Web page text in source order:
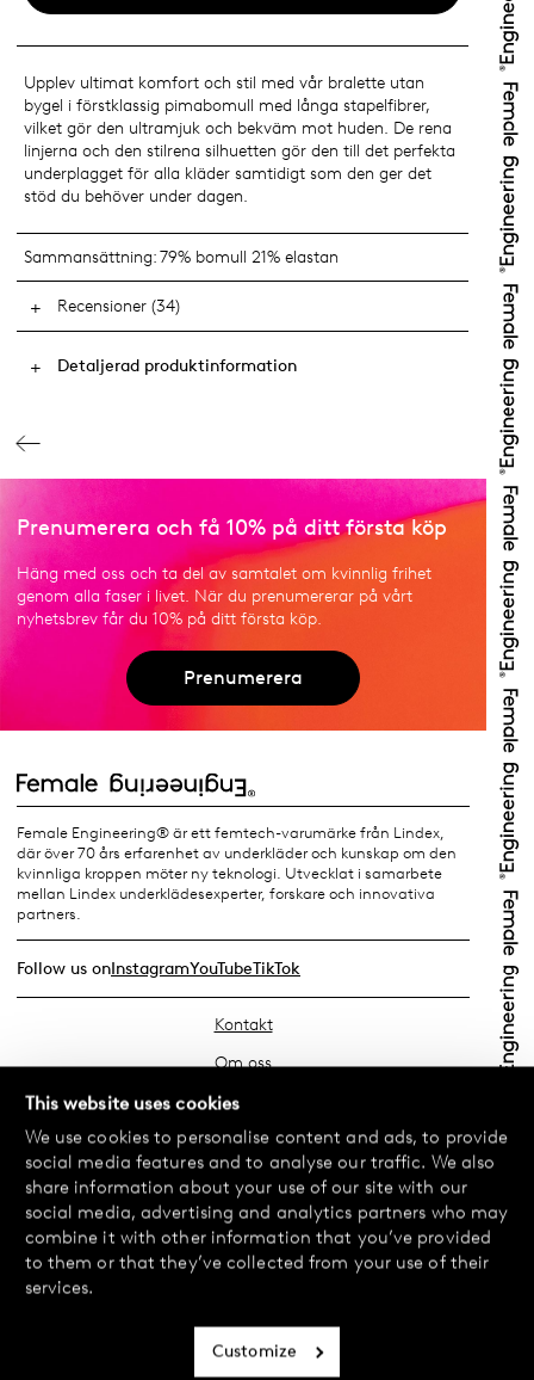
This website uses cookies
We use cookies to personalise content and ads, to provide
social media features and to analyse our traffic. We also
share information about your use of our site with our
social media, advertising and analytics partners who may
combine it with other information that you’ve provided
to them or that they’ve collected from your use of their
services.
Customize
Upplev ultimat komfort och stil med vår bralette utan
bygel i förstklassig pimabomull med långa stapelfibrer,
vilket gör den ultramjuk och bekväm mot huden. De rena
linjerna och den stilrena silhuetten gör den till det perfekta
underplagget för alla kläder samtidigt som den ger det
stöd du behöver under dagen.
Sammansättning:79% bomull 21% elastan
Recensioner (34)
Detaljerad produktinformation
Prenumerera och få 10% på ditt första köp
Häng med oss och ta del av samtalet om kvinnlig frihet
genom alla faser i livet. När du prenumererar på vårt
nyhetsbrev får du 10% på ditt första köp.
Prenumerera
Female Engineering® är ett femtech-varumärke från Lindex,
där över 70 års erfarenhet av underkläder och kunskap om den
kvinnliga kroppen möter ny teknologi. Utvecklat i samarbete
mellan Lindex underklädesexperter, forskare och innovativa
partners.
Follow us onInstagramYouTubeTikTok
Kontakt
Om oss
Hitta din butik
FAQ
Köpvillkor
Integritetspolicy
Byte & Retur
Cookiepolicy